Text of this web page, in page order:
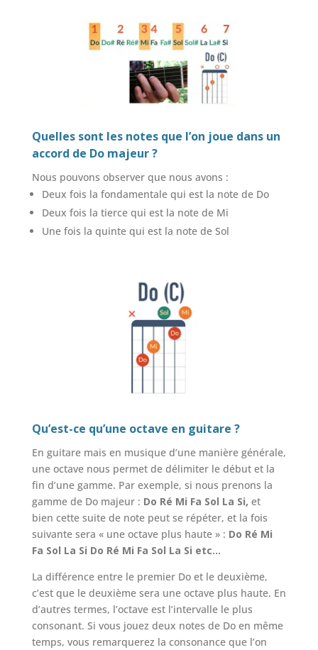
Quelles sont les notes que l’on joue dans un
accord de Do majeur ?
Nous pouvons observer que nous avons :
Deux fois la fondamentale qui est la note de Do
Deux fois la tierce qui est la note de Mi
Une fois la quinte qui est la note de Sol
Qu’est-ce qu’une octave en guitare ?
En guitare mais en musique d’une manière générale,
une octave nous permet de délimiter le début et la
fin d’une gamme. Par exemple, si nous prenons la
gamme de Do majeur : Do Ré Mi Fa Sol La Si, et
bien cette suite de note peut se répéter, et la fois
suivante sera « une octave plus haute » : Do Ré Mi
Fa Sol La Si Do Ré Mi Fa Sol La Si etc…
La différence entre le premier Do et le deuxième,
c’est que le deuxième sera une octave plus haute. En
d’autres termes, l’octave est l’intervalle le plus
consonant. Si vous jouez deux notes de Do en même
temps, vous remarquerez la consonance que l’on